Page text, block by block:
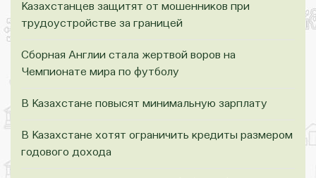
Казахстанцев защитят от мошенников при
трудоустройстве за границей
Сборная Англии стала жертвой воров на
Чемпионате мира по футболу
В Казахстане повысят минимальную зарплату
В Казахстане хотят ограничить кредиты размером
годового дохода